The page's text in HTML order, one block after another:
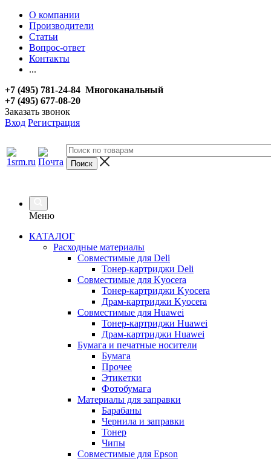
О компании
Производители
Статьи
Вопрос-ответ
Контакты
...
+7 (495) 781-24-84 Многоканальный
+7 (495) 677-08-20
Заказать звонок
Вход Регистрация
Меню
КАТАЛОГ
Расходные материалы
Совместимые для Deli
Тонер-картриджи Deli
Совместимые для Kyocera
Тонер-картриджи Kyocera
Драм-картриджи Kyocera
Совместимые для Huawei
Тонер-картриджи Huawei
Драм-картриджи Huawei
Бумага и печатные носители
Бумага
Прочее
Этикетки
Фотобумага
Материалы для заправки
Барабаны
Чернила и заправки
Тонер
Чипы
Совместимые для Epson